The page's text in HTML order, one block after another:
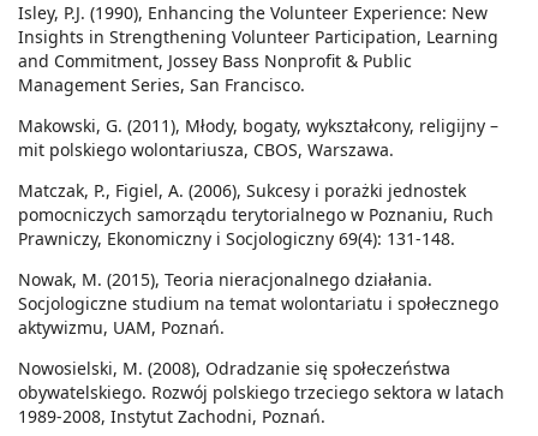
Isley, P.J. (1990), Enhancing the Volunteer Experience: New
Insights in Strengthening Volunteer Participation, Learning
and Commitment, Jossey Bass Nonprofit & Public
Management Series, San Francisco.
Makowski, G. (2011), Młody, bogaty, wykształcony, religijny –
mit polskiego wolontariusza, CBOS, Warszawa.
Matczak, P., Figiel, A. (2006), Sukcesy i porażki jednostek
pomocniczych samorządu terytorialnego w Poznaniu, Ruch
Prawniczy, Ekonomiczny i Socjologiczny 69(4): 131-148.
Nowak, M. (2015), Teoria nieracjonalnego działania.
Socjologiczne studium na temat wolontariatu i społecznego
aktywizmu, UAM, Poznań.
Nowosielski, M. (2008), Odradzanie się społeczeństwa
obywatelskiego. Rozwój polskiego trzeciego sektora w latach
1989-2008, Instytut Zachodni, Poznań.